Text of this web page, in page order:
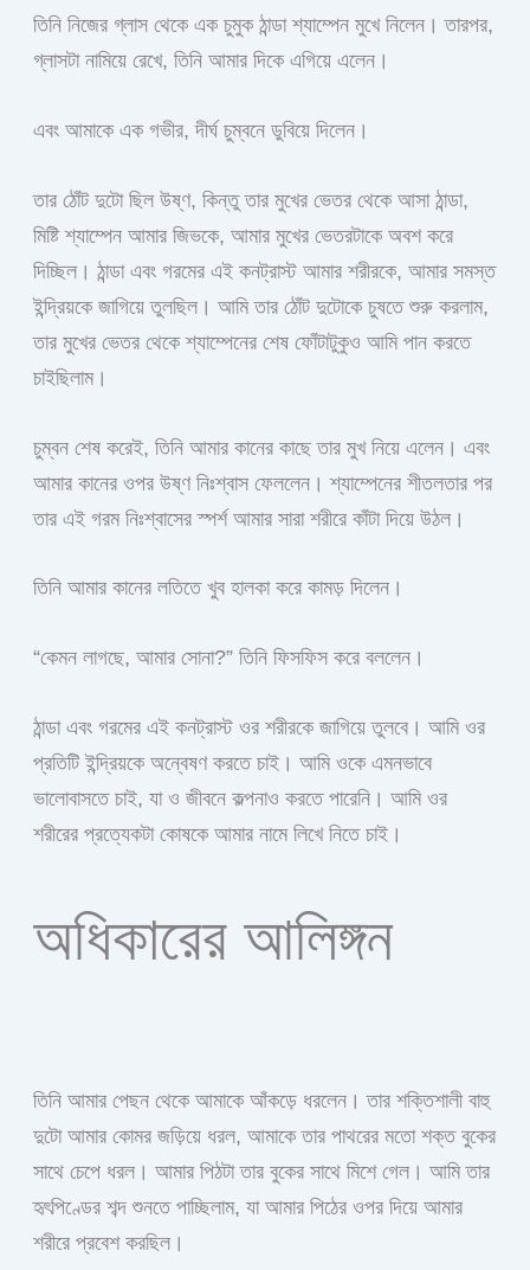
তিনি নিজের গ্লাস থেকে এক চুমুক ঠান্ডা শ্যাম্পেন মুখে নিলেন। তারপর,
গ্লাসটা নামিয়ে রেখে, তিনি আমার দিকে এগিয়ে এলেন।
এবং আমাকে এক গভীর, দীর্ঘ চুম্বনে ডুবিয়ে দিলেন।
তার ঠোঁট দুটো ছিল উষ্ণ, কিন্তু তার মুখের ভেতর থেকে আসা ঠান্ডা,
মিষ্টি শ্যাম্পেন আমার জিভকে, আমার মুখের ভেতরটাকে অবশ করে
দিচ্ছিল। ঠান্ডা এবং গরমের এই কনট্রাস্ট আমার শরীরকে, আমার সমস্ত
ইন্দ্রিয়কে জাগিয়ে তুলছিল। আমি তার ঠোঁট দুটোকে চুষতে শুরু করলাম,
তার মুখের ভেতর থেকে শ্যাম্পেনের শেষ ফোঁটাটুকুও আমি পান করতে
চাইছিলাম।
চুম্বন শেষ করেই, তিনি আমার কানের কাছে তার মুখ নিয়ে এলেন। এবং
আমার কানের ওপর উষ্ণ নিঃশ্বাস ফেললেন। শ্যাম্পেনের শীতলতার পর
তার এই গরম নিঃশ্বাসের স্পর্শ আমার সারা শরীরে কাঁটা দিয়ে উঠল।
তিনি আমার কানের লতিতে খুব হালকা করে কামড় দিলেন।
“কেমন লাগছে, আমার সোনা?” তিনি ফিসফিস করে বললেন।
ঠান্ডা এবং গরমের এই কনট্রাস্ট ওর শরীরকে জাগিয়ে তুলবে। আমি ওর
প্রতিটি ইন্দ্রিয়কে অন্বেষণ করতে চাই। আমি ওকে এমনভাবে
ভালোবাসতে চাই, যা ও জীবনে কল্পনাও করতে পারেনি। আমি ওর
শরীরের প্রত্যেকটা কোষকে আমার নামে লিখে নিতে চাই।
অধিকারের আলিঙ্গন
তিনি আমার পেছন থেকে আমাকে আঁকড়ে ধরলেন। তার শক্তিশালী বাহু
দুটো আমার কোমর জড়িয়ে ধরল, আমাকে তার পাথরের মতো শক্ত বুকের
সাথে চেপে ধরল। আমার পিঠটা তার বুকের সাথে মিশে গেল। আমি তার
হৃৎপিণ্ডের শব্দ শুনতে পাচ্ছিলাম, যা আমার পিঠের ওপর দিয়ে আমার
শরীরে প্রবেশ করছিল।